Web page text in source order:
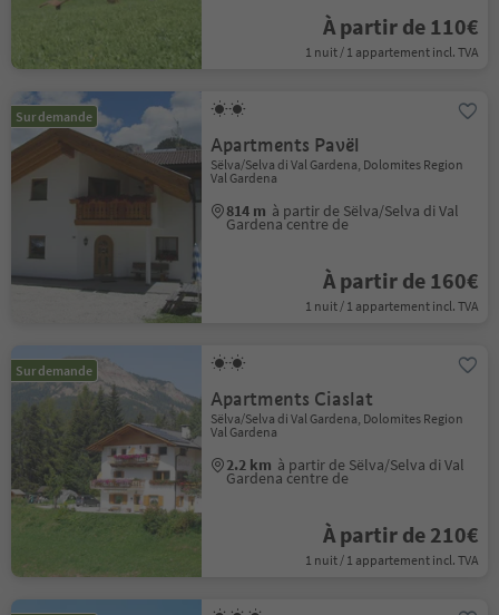
À partir de 110€
1 nuit / 1 appartement incl. TVA
Sur demande
Apartments Pavël
Sëlva/Selva di Val Gardena, Dolomites Region
Val Gardena
814 m à partir de Sëlva/Selva di Val
Gardena centre de
À partir de 160€
1 nuit / 1 appartement incl. TVA
Sur demande
Apartments Ciaslat
Sëlva/Selva di Val Gardena, Dolomites Region
Val Gardena
2.2 km à partir de Sëlva/Selva di Val
Gardena centre de
À partir de 210€
1 nuit / 1 appartement incl. TVA